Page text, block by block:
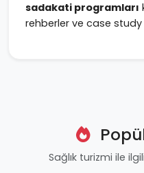
sadakati programları
rehberler ve case study
Sağlık turizmi ile